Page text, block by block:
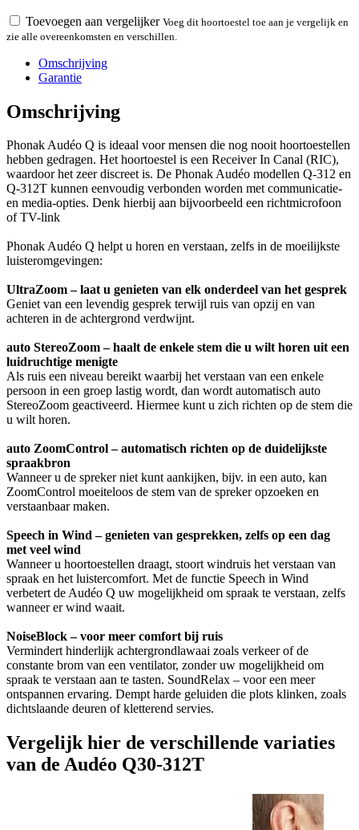
Toevoegen aan vergelijker Voeg dit hoortoestel toe aan je vergelijk en
zie alle overeenkomsten en verschillen.
Omschrijving
Garantie
Omschrijving
Phonak Audéo Q is ideaal voor mensen die nog nooit hoortoestellen
hebben gedragen. Het hoortoestel is een Receiver In Canal (RIC),
waardoor het zeer discreet is. De Phonak Audéo modellen Q-312 en
Q-312T kunnen eenvoudig verbonden worden met communicatie-
en media-opties. Denk hierbij aan bijvoorbeeld een richtmicrofoon
of TV-link
Phonak Audéo Q helpt u horen en verstaan, zelfs in de moeilijkste
luisteromgevingen:
UltraZoom – laat u genieten van elk onderdeel van het gesprek
Geniet van een levendig gesprek terwijl ruis van opzij en van
achteren in de achtergrond verdwijnt.
auto StereoZoom – haalt de enkele stem die u wilt horen uit een
luidruchtige menigte
Als ruis een niveau bereikt waarbij het verstaan van een enkele
persoon in een groep lastig wordt, dan wordt automatisch auto
StereoZoom geactiveerd. Hiermee kunt u zich richten op de stem die
u wilt horen.
auto ZoomControl – automatisch richten op de duidelijkste
spraakbron
Wanneer u de spreker niet kunt aankijken, bijv. in een auto, kan
ZoomControl moeiteloos de stem van de spreker opzoeken en
verstaanbaar maken.
Speech in Wind – genieten van gesprekken, zelfs op een dag
met veel wind
Wanneer u hoortoestellen draagt, stoort windruis het verstaan van
spraak en het luistercomfort. Met de functie Speech in Wind
verbetert de Audéo Q uw mogelijkheid om spraak te verstaan, zelfs
wanneer er wind waait.
NoiseBlock – voor meer comfort bij ruis
Vermindert hinderlijk achtergrondlawaai zoals verkeer of de
constante brom van een ventilator, zonder uw mogelijkheid om
spraak te verstaan aan te tasten. SoundRelax – voor een meer
ontspannen ervaring. Dempt harde geluiden die plots klinken, zoals
dichtslaande deuren of kletterend servies.
Vergelijk hier de verschillende variaties
van de Audéo Q30-312T